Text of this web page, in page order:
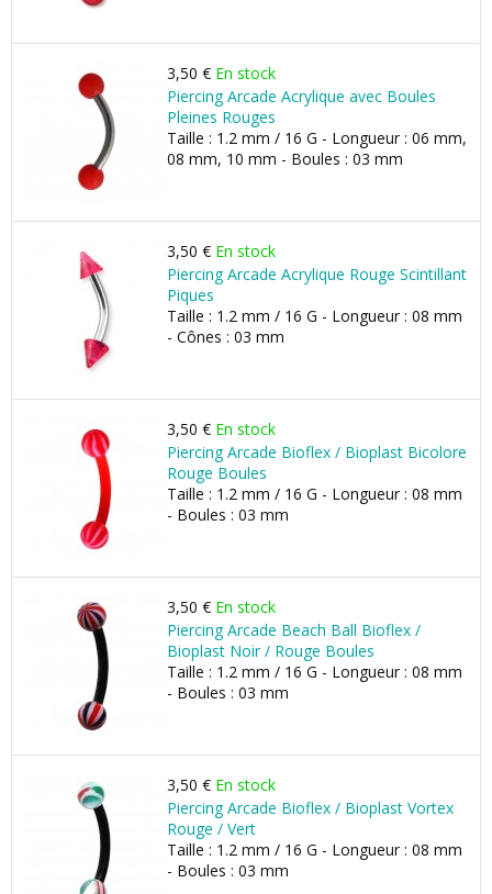
3,50 € En stock
Piercing Arcade Acrylique avec Boules
Pleines Rouges
Taille : 1.2 mm / 16 G - Longueur : 06 mm,
08 mm, 10 mm - Boules : 03 mm
3,50 € En stock
Piercing Arcade Acrylique Rouge Scintillant
Piques
Taille : 1.2 mm / 16 G - Longueur : 08 mm
- Cônes : 03 mm
3,50 € En stock
Piercing Arcade Bioflex / Bioplast Bicolore
Rouge Boules
Taille : 1.2 mm / 16 G - Longueur : 08 mm
- Boules : 03 mm
3,50 € En stock
Piercing Arcade Beach Ball Bioflex /
Bioplast Noir / Rouge Boules
Taille : 1.2 mm / 16 G - Longueur : 08 mm
- Boules : 03 mm
3,50 € En stock
Piercing Arcade Bioflex / Bioplast Vortex
Rouge / Vert
Taille : 1.2 mm / 16 G - Longueur : 08 mm
- Boules : 03 mm